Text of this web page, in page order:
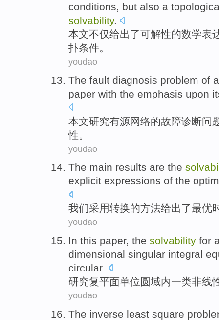
conditions, but also a
solvability.
本文不仅给出了可解性的数学表
扑条件。
youdao
The fault diagnosis problem of
paper with the emphasis upon
本文研究有源网络的故障诊断问
性。
youdao
The main results are the
explicit expressions of the
我们采用转换的方法给出了最优
youdao
In this paper, the solvability for
dimensional singular integral
circular.
研究复平面单位 圆域内一类非线
youdao
The inverse least square